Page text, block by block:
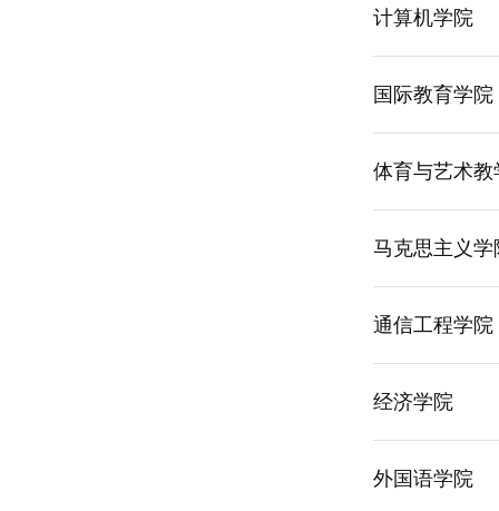
计算机学院
国际教育学院
体育与艺术教
马克思主义学
通信工程学院
经济学院
外国语学院